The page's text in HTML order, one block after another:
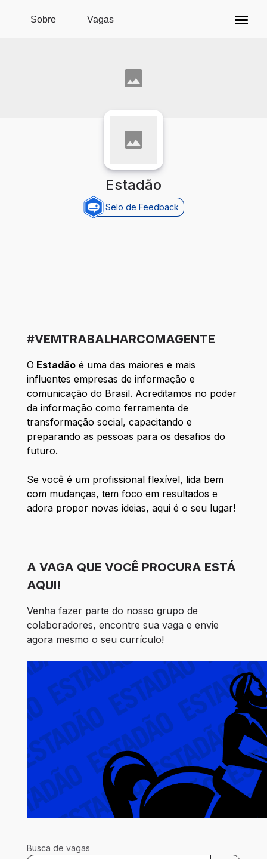
Pular para o conteúdo principal
Sobre Vagas
Estadão
Selo de Feedback
#VEMTRABALHARCOMAGENTE
O Estadãoé uma das maiores e mais
influentes empresas de informação e
comunicação do Brasil. Acreditamos no poder
da informação como ferramenta de
transformação social, capacitando e
preparando as pessoas para os desafios do
futuro.
Se você é um profissional flexível, lida bem
com mudanças, tem foco em resultados e
adora propor novas ideias, aqui é o seu lugar!
A VAGA QUE VOCÊ PROCURA ESTÁ
AQUI!
Venha fazer parte do nosso grupo de
colaboradores, encontre sua vaga e envie
agora mesmo o seu currículo!
Busca de vagas